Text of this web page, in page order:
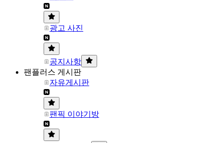
광고 사진
공지사항
팬플러스 게시판
자유게시판
팬픽 이야기방